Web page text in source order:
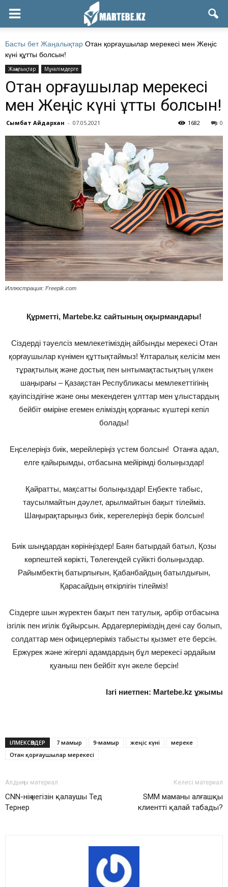
Басты бет Жаңалықтар Отан қорғаушылар мерекесі мен Жеңіс
күні құтты болсын!
Жаңалықтар Мұғалімдерге
Отан қорғаушылар мерекесі
мен Жеңіс күні құтты болсын!
Сымбат Айдархан - 07.05.2021 0
1682
Иллюстрация: Freepik.com
Құрметті, Martebe.kz сайтының оқырмандары!
Сіздерді тәуелсіз мемлекетіміздің айбынды мерекесі Отан
қорғаушылар күнімен құттықтаймыз! Ұлтаралық келісім мен
тұрақтылық және достық пен ынтымақтастықтың үлкен
шаңырағы – Қазақстан Республикасы мемлекеттігінің
қауіпсіздігіне және оны мекендеген ұлттар мен ұлыстардың
бейбіт өміріне егемен еліміздің қорғаныс күштері кепіл
болады!
Еңселеріңіз биік, мерейлеріңіз үстем болсын! Отанға адал,
елге қайырымды, отбасына мейірімді болыңыздар!
Қайратты, мақсатты болыңыздар! Еңбекте табыс,
таусылмайтын дәулет, арылмайтын бақыт тілейміз.
Шаңырақтарыңыз биік, керегелеріңіз берік болсын!
Биік шыңдардан көрініңіздер! Баян батырдай батыл, Қозы
көрпештей көрікті, Төлегендей сүйікті болыңыздар.
Райымбектің батырлығын, Қабанбайдың батылдығын,
Қарасайдың өткірлігін тілейміз!
Сіздерге шын жүректен бақыт пен татулық, әрбір отбасына
ізгілік пен игілік бұйырсын. Ардагерлеріміздің дені сау болып,
солдаттар мен офицерлеріміз табысты қызмет ете берсін.
Ержүрек және жігерлі адамдардың бұл мерекесі әрдайым
қуаныш пен бейбіт күн әкеле берсін!
Ізгі ниетпен: Martebe.kz ұжымы
ІЛМЕКСӨЗДЕР 7 мамыр 9-мамыр жеңіс күні
мереке
Отан қорғаушылар мерекесі
Алдыңғы материал
CNN-нің негізін қалаушы Тед
Тернер
Келесі материал
SMM маманы алғашқы
клиентті қалай табады?